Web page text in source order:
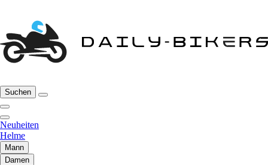
Suchen
Neuheiten
Helme
Mann
Damen